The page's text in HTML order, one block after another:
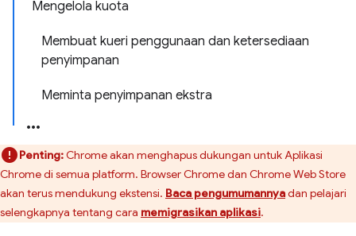
Mengelola kuota
Membuat kueri penggunaan dan ketersediaan
penyimpanan
Meminta penyimpanan ekstra
Penting:Chrome akan menghapus dukungan untuk Aplikasi
Chrome di semua platform. Browser Chrome dan Chrome Web Store
akan terus mendukung ekstensi. Baca pengumumannyadan pelajari
selengkapnya tentang cara memigrasikan aplikasi.